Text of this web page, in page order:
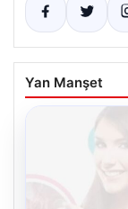
Yan Manşet